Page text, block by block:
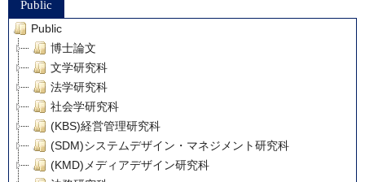
Public
Public
博士論文
文学研究科
法学研究科
社会学研究科
(KBS)経営管理研究科
(SDM)システムデザイン・マネジメント研究科
(KMD)メディアデザイン研究科